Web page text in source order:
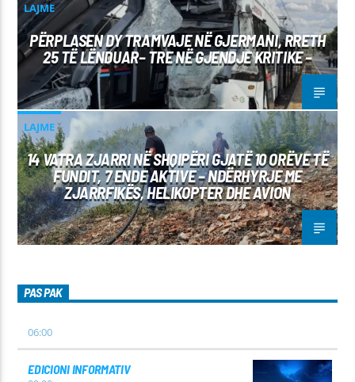
LAJME
PËRPLASEN DY TRAMVAJE NË GJERMANI, RRETH
25 TË LËNDUAR– TRE NË GJENDJE KRITIKE –
LAJME
14 VATRA ZJARRI NË SHQIPËRI GJATË 10 ORËVE TË
FUNDIT, 7 ENDE AKTIVE – NDËRHYRJE ME
ZJARRFIKËS, HELIKOPTER DHE AVION
PAS PAK
06:00
EDICIONI INFORMATIV